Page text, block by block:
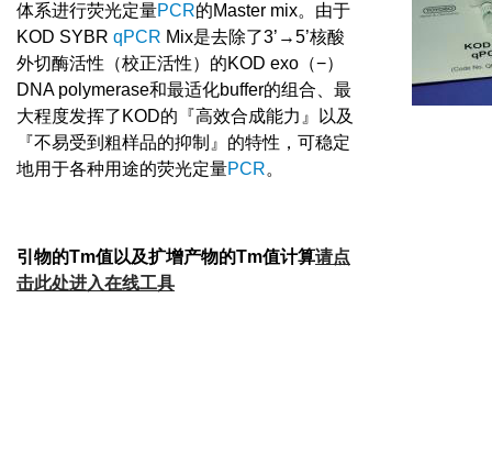
体系进行荧光定量PCR的Master mix。由于
KOD SYBR qPCR Mix是去除了3’→5’核酸
外切酶活性（校正活性）的KOD exo（−）
DNA polymerase和最适化buffer的组合、最
大程度发挥了KOD的『高效合成能力』以及
『不易受到粗样品的抑制』的特性，可稳定
地用于各种用途的荧光定量PCR。
引物的Tm值以及扩增产物的Tm值计算请点
击此处进入在线工具